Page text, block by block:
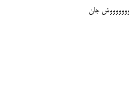
جان